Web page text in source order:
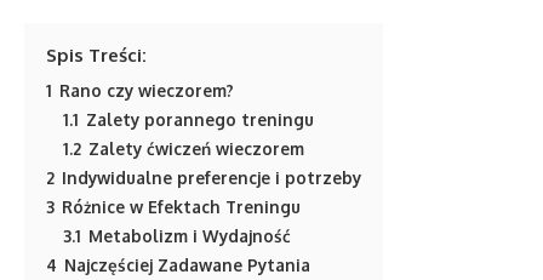
Spis Treści:
1 Rano czy wieczorem?
1.1 Zalety porannego treningu
1.2 Zalety ćwiczeń wieczorem
2 Indywidualne preferencje i potrzeby
3 Różnice w Efektach Treningu
3.1 Metabolizm i Wydajność
4 Najczęściej Zadawane Pytania